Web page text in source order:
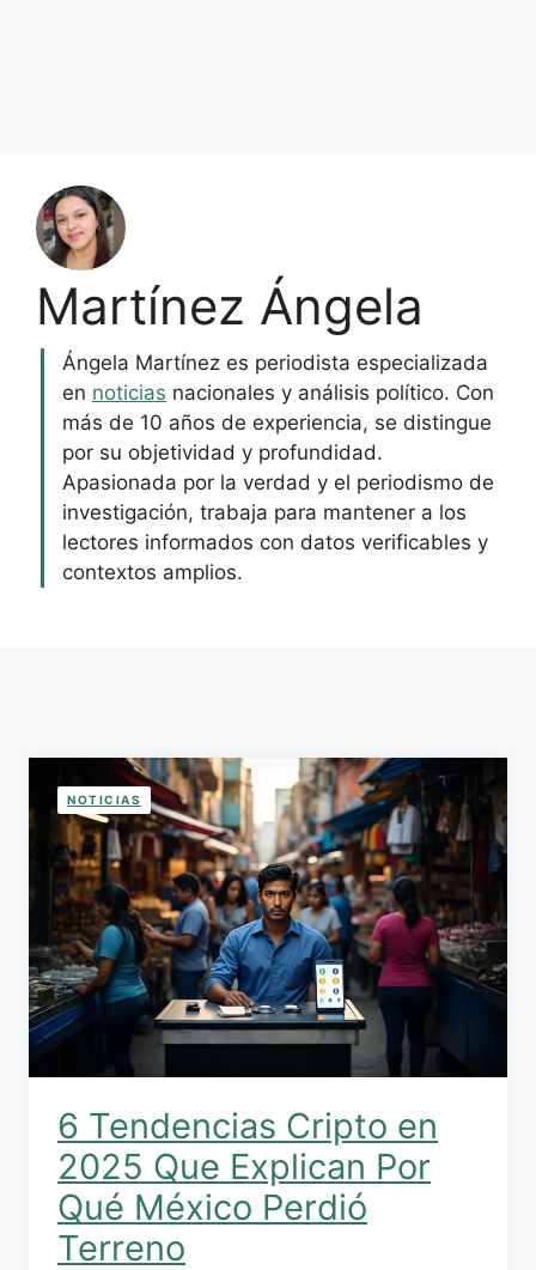
Martínez Ángela
Ángela Martínez es periodista especializada
en noticias nacionales y análisis político. Con
más de 10 años de experiencia, se distingue
por su objetividad y profundidad.
Apasionada por la verdad y el periodismo de
investigación, trabaja para mantener a los
lectores informados con datos verificables y
contextos amplios.
NOTICIAS
6 Tendencias Cripto en
2025 Que Explican Por
Qué México Perdió
Terreno